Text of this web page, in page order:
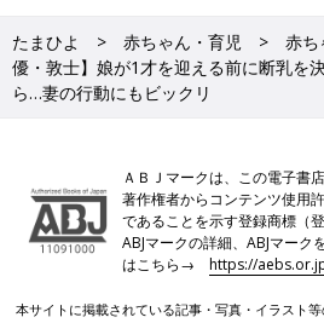
たまひよ 赤ちゃん・育児 赤ち
優・敦士】娘が1才を迎える前に断乳を
ら…妻の行動にもビックリ
ＡＢＪマークは、この電子書
著作権者からコンテンツ使用
であることを示す登録商標（
ABJマークの詳細、ABJマー
はこちら→https://
本サイトに掲載されている記事・写真・イラスト